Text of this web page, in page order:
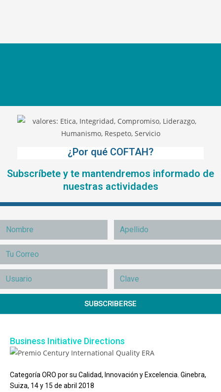
¿Por qué COFTAH?
Subscríbete y te mantendremos informado de
nuestras actividades
SUBSCRIBERSE
Business Initiative Directions
Categoría ORO por su Calidad, Innovación y Excelencia. Ginebra,
Suiza, 14 y 15 de abril 2018